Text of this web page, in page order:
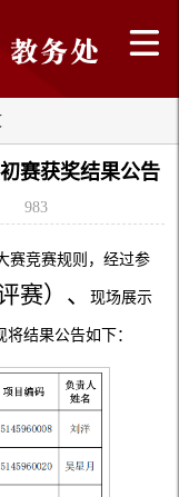
赛获奖结果公告
983
赛竞赛规则，经过参
赛） 、 现场展示
结果公告如下：